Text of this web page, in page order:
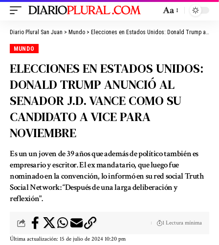
Aa
Diario Plural San Juan > Mundo > Elecciones en Estados Unidos: Donald Trump anunció al senador J.D. Vance como su candidato a vice para noviembre
MUNDO
ELECCIONES EN ESTADOS UNIDOS:
DONALD TRUMP ANUNCIÓ AL
SENADOR J.D. VANCE COMO SU
CANDIDATO A VICE PARA
NOVIEMBRE
Es un un joven de 39 años que además de político también es
empresario y escritor. El ex mandatario, que luego fue
nominado en la convención, lo informó en su red social Truth
Social Network: “Después de una larga deliberación y
reflexión".
Última actualización: 15 de julio de 2024 10:20 pm
1 Lectura mínima